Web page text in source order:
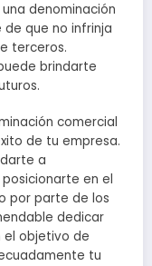
denominación
que no infrinja
terceros.
brindarte
comercial
de tu empresa.
a
en el
por parte de los
dedicar
el objetivo de
tu